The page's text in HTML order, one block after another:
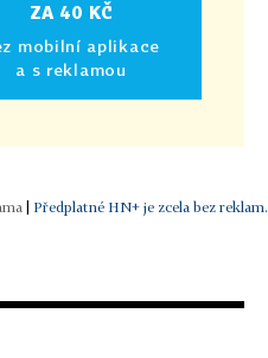
ZA 40 KČ
mobilní aplikace
a s reklamou
| Předplatné HN+ je zcela bez reklam.